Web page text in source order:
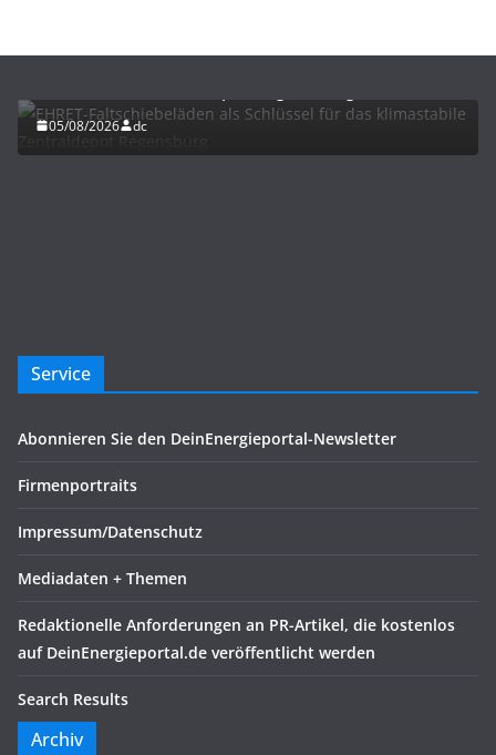
05/08/2026 dc
Service
Abonnieren Sie den DeinEnergieportal-Newsletter
Firmenportraits
Impressum/Datenschutz
Mediadaten + Themen
Redaktionelle Anforderungen an PR-Artikel, die kostenlos
auf DeinEnergieportal.de veröffentlicht werden
Search Results
Archiv